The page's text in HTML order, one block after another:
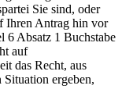
Sie sind, oder
Ihren Antrag hin vor
6 Absatz 1 Buchstabe
auf
das Recht, aus
Situation ergeben,